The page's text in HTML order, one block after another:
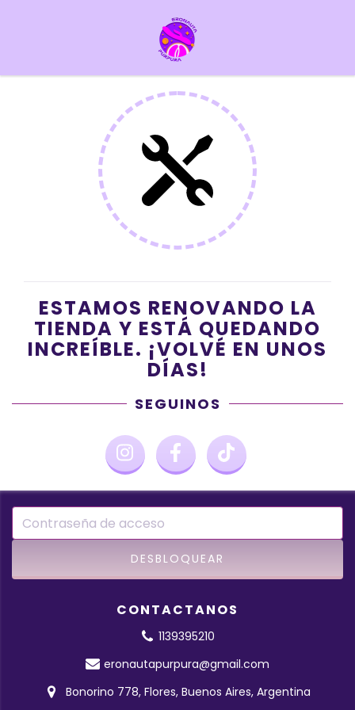
ESTAMOS RENOVANDO LA
TIENDA Y ESTÁ QUEDANDO
INCREÍBLE. ¡VOLVÉ EN UNOS
DÍAS!
SEGUINOS
CONTACTANOS
1139395210
eronautapurpura@gmail.com
Bonorino 778, Flores, Buenos Aires, Argentina